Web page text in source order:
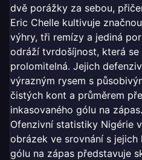
dvě porážky za sebou,
Eric Chelle kultivuje
výhry, tři remízy a jediná
odráží tvrdošíjnost, která
prolomitelná. Jejich
výrazným rysem s
čistých kont a průměrem
inkasovaného gólu na zápas.
Ofenzivní statistiky Nigérie
obrázek ve srovnání s
gólu na zápas představuje